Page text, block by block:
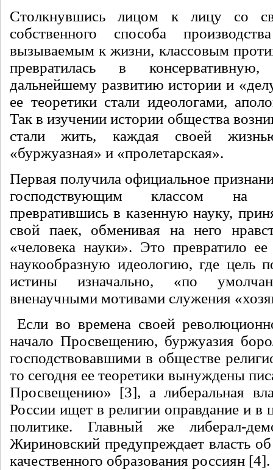
Столкнувшись лицом к лицу со
собственного способа
вызываемым к жизни, классовым
превратилась в консервативную,
дальнейшему развитию истории и
ее теоретики стали идеологами,
Так в изучении истории общества
стали жить, каждая своей
«буржуазная» и «пролетарская».
Первая получила официальное
господствующим классом на
превратившись в казенную науку,
свой паек, обменивая на него
«человека науки». Это превратило
наукообразную идеологию, где цель
истины изначально, «по
вненаучными мотивами служения
Если во времена своей
начало Просвещению, буржуазия
господствовавшими в обществе
то сегодня ее теоретики вынуждены
Просвещению» [3], а либеральная
России ищет в религии оправдание и в
политике. Главный же либерал-
Жириновский предупреждает власть
качественного образования россиян [4].